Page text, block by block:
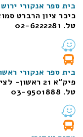
בית ספר אנקורי
כיכר ציון הרברט
טל. 02-6222281
בית ספר אנקורי
פיק“א 21 ראשון- לציון
טל. 03-9501888